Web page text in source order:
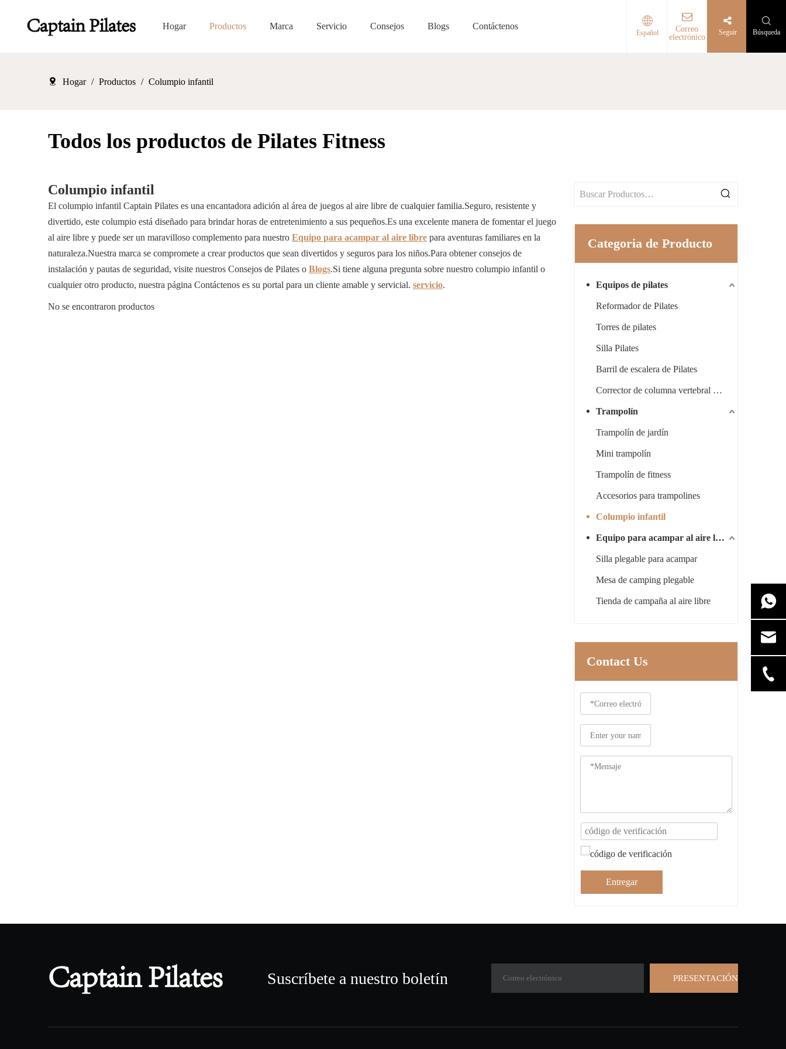
Hogar Productos Marca Servicio Consejos Blogs Contáctenos
Español
Correo
electrónico
Seguir Búsqueda
Hogar / Productos / Columpio infantil
Todos los productos de Pilates Fitness
Columpio infantil
El columpio infantil Captain Pilates es una encantadora adición al área de juegos al aire libre de cualquier familia.Seguro, resistente y
divertido, este columpio está diseñado para brindar horas de entretenimiento a sus pequeños.Es una excelente manera de fomentar el juego
al aire libre y puede ser un maravilloso complemento para nuestro Equipo para acampar al aire libre para aventuras familiares en la
naturaleza.Nuestra marca se compromete a crear productos que sean divertidos y seguros para los niños.Para obtener consejos de
instalación y pautas de seguridad, visite nuestros Consejos de Pilates o Blogs.Si tiene alguna pregunta sobre nuestro columpio infantil o
cualquier otro producto, nuestra página Contáctenos es su portal para un cliente amable y servicial. servicio.
No se encontraron productos
Categoria de Producto
Equipos de pilates
Reformador de Pilates
Torres de pilates
Silla Pilates
Barril de escalera de Pilates
Corrector de columna vertebral Pilates
Trampolín
Trampolín de jardín
Mini trampolín
Trampolín de fitness
Accesorios para trampolines
Columpio infantil
Equipo para acampar al aire libre
Silla plegable para acampar
Mesa de camping plegable
Tienda de campaña al aire libre
Contact Us
Entregar
Suscríbete a nuestro boletín PRESENTACIÓN